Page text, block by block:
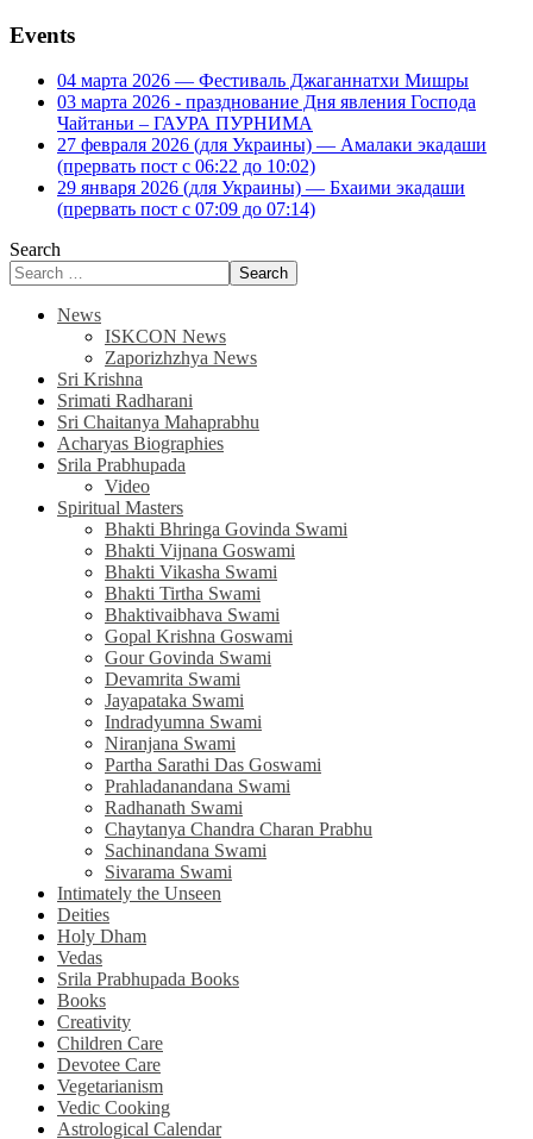
Events
04 марта 2026 — Фестиваль Джаганнатхи Мишры
03 марта 2026 - празднование Дня явления Господа
Чайтаньи – ГАУРА ПУРНИМА
27 февраля 2026 (для Украины) — Амалаки экадаши
(прервать пост с 06:22 до 10:02)
29 января 2026 (для Украины) — Бхаими экадаши
(прервать пост с 07:09 до 07:14)
Search
Search
News
ISKCON News
Zaporizhzhya News
Sri Krishna
Srimati Radharani
Sri Chaitanya Mahaprabhu
Acharyas Biographies
Srila Prabhupada
Video
Spiritual Masters
Bhakti Bhringa Govinda Swami
Bhakti Vijnana Goswami
Bhakti Vikasha Swami
Bhakti Tirtha Swami
Bhaktivaibhava Swami
Gopal Krishna Goswami
Gour Govinda Swami
Devamrita Swami
Jayapataka Swami
Indradyumna Swami
Niranjana Swami
Partha Sarathi Das Goswami
Prahladanandana Swami
Radhanath Swami
Chaytanya Chandra Charan Prabhu
Sachinandana Swami
Sivarama Swami
Intimately the Unseen
Deities
Holy Dham
Vedas
Srila Prabhupada Books
Books
Creativity
Children Care
Devotee Care
Vegetarianism
Vedic Cooking
Astrological Calendar